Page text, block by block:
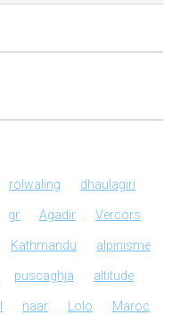
rolwaling dhaulagiri
gr Agadir Vercors
Kathmandu alpinisme
puscaghja altitude
naar Lolo Maroc